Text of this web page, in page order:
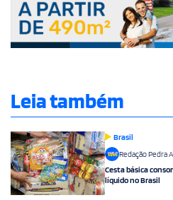
Leia também
Brasil
Redação Pedra
Cesta básica
líquido no Brasil